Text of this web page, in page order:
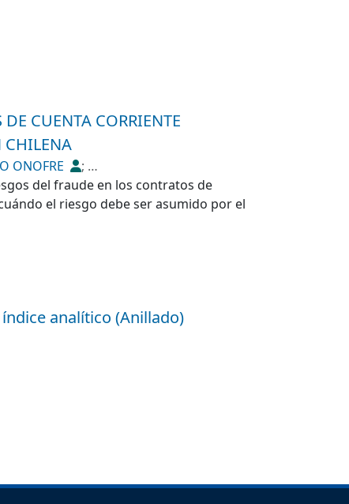
CUENTA CORRIENTE
CHILENA
ONOFRE
;
del fraude en los contratos de
el riesgo debe ser asumido por el
analítico (Anillado)